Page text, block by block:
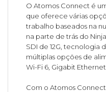
O Atomos Connect é
que oferece várias
trabalho baseados na
na parte de trás do
SDI de 12G, tecnologia
múltiplas opções de
Wi-Fi 6, Gigabit
Com o Atomos